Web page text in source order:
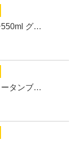
ストロータンブラー550ml グラデーションGY
ハンドル付きストロータンブラーCBK 880ml